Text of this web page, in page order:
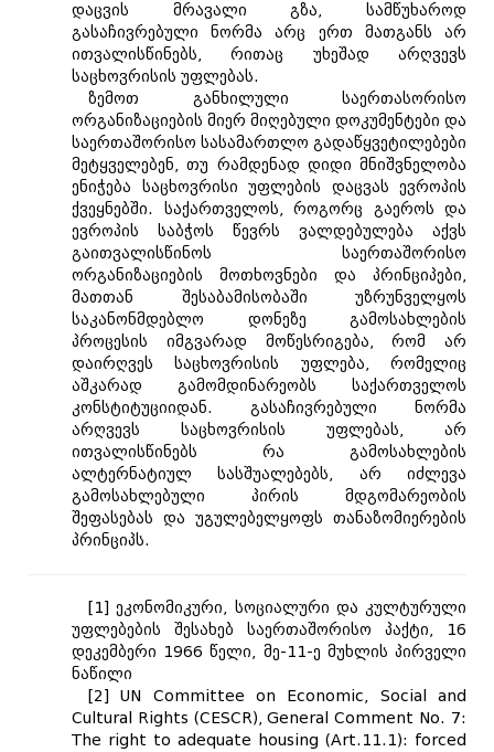
დაცვის მრავალი გზა, სამწუხაროდ
გასაჩივრებული ნორმა არც ერთ მათგანს არ
ითვალისწინებს, რითაც უხეშად არღვევს
საცხოვრისის უფლებას.
ზემოთ განხილული საერთასორისო
ორგანიზაციების მიერ მიღებული დოკუმენტები და
საერთაშორისო სასამართლო გადაწყვეტილებები
მეტყველებენ, თუ რამდენად დიდი მნიშვნელობა
ენიჭება საცხოვრისი უფლების დაცვას ევროპის
ქვეყნებში. საქართველოს, როგორც გაეროს და
ევროპის საბჭოს წევრს ვალდებულება აქვს
გაითვალისწინოს საერთაშორისო
ორგანიზაციების მოთხოვნები და პრინციპები,
მათთან შესაბამისობაში უზრუნველყოს
საკანონმდებლო დონეზე გამოსახლების
პროცესის იმგვარად მოწესრიგება, რომ არ
დაირღვეს საცხოვრისის უფლება, რომელიც
აშკარად გამომდინარეობს საქართველოს
კონსტიტუციიდან. გასაჩივრებული ნორმა
არღვევს საცხოვრისის უფლებას, არ
ითვალისწინებს რა გამოსახლების
ალტერნატიულ სასშუალებებს, არ იძლევა
გამოსახლებული პირის მდგომარეობის
შეფასებას და უგულებელყოფს თანაზომიერების
პრინციპს.
[1] ეკონომიკური, სოციალური და კულტურული
უფლებების შესახებ საერთაშორისო პაქტი, 16
დეკემბერი 1966 წელი, მე-11-ე მუხლის პირველი
ნაწილი
[2] UN Committee on Economic, Social and
Cultural Rights (CESCR), General Comment No. 7:
The right to adequate housing (Art.11.1): forced